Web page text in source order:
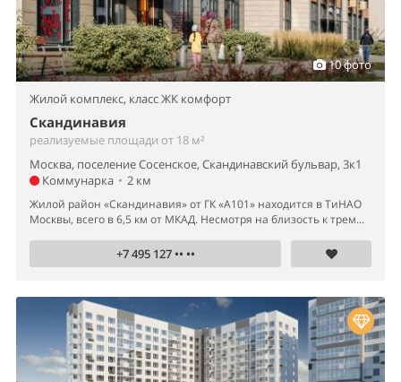
10 фото
Жилой комплекс, класс ЖК комфорт
Скандинавия
реализуемые площади от 18 м²
Москва, поселение Сосенское, Скандинавский бульвар, 3к1
Коммунарка • 2 км
Жилой район «Скандинавия» от ГК «А101» находится в ТиНАО
Москвы, всего в 6,5 км от МКАД. Несмотря на близость к трем...
+7 495 127 •• ••